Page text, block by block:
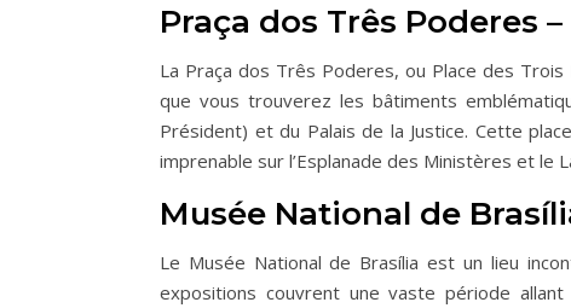
Praça dos Três Poderes
La Praça dos Três Poderes, ou Place des Trois
que vous trouverez les bâtiments
Président) et du Palais de la Justice. Cette
imprenable sur l’Esplanade des Ministères et le
Musée National de
Le Musée National de Brasília est un lieu
expositions couvrent une vaste période